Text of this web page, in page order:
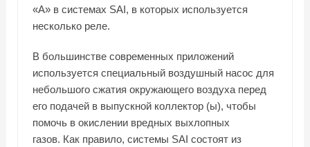
«A» в системах SAI, в которых используется
несколько реле.
В большинстве современных приложений
используется специальный воздушный насос для
небольшого сжатия окружающего воздуха перед
его подачей в выпускной коллектор (ы), чтобы
помочь в окислении вредных выхлопных
газов. Как правило, системы SAI состоят из